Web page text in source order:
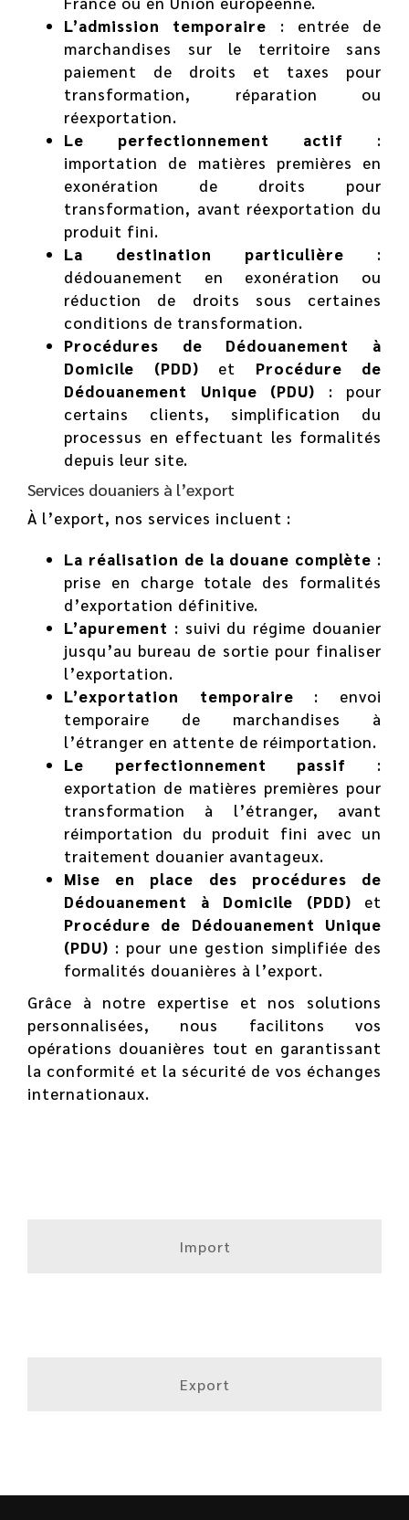
L’admission temporaire : entrée de
marchandises sur le territoire sans
paiement de droits et taxes pour
transformation, réparation ou
réexportation.
Le perfectionnement actif :
importation de matières premières en
exonération de droits pour
transformation, avant réexportation du
produit fini.
La destination particulière :
dédouanement en exonération ou
réduction de droits sous certaines
conditions de transformation.
Procédures de Dédouanement à
Domicile (PDD) et Procédure de
Dédouanement Unique (PDU) : pour
certains clients, simplification du
processus en effectuant les formalités
depuis leur site.
Services douaniers à l’export
À l’export, nos services incluent :
La réalisation de la douane complète :
prise en charge totale des formalités
d’exportation définitive.
L’apurement : suivi du régime douanier
jusqu’au bureau de sortie pour finaliser
l’exportation.
L’exportation temporaire : envoi
temporaire de marchandises à
l’étranger en attente de réimportation.
Le perfectionnement passif :
exportation de matières premières pour
transformation à l’étranger, avant
réimportation du produit fini avec un
traitement douanier avantageux.
Mise en place des procédures de
Dédouanement à Domicile (PDD) et
Procédure de Dédouanement Unique
(PDU) : pour une gestion simplifiée des
formalités douanières à l’export.
Grâce à notre expertise et nos solutions
personnalisées, nous facilitons vos
opérations douanières tout en garantissant
la conformité et la sécurité de vos échanges
internationaux.
Import
Export